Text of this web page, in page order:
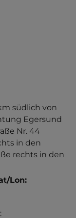
südlich von
Egersund
Nr. 44
in den
rechts in den
Lon: